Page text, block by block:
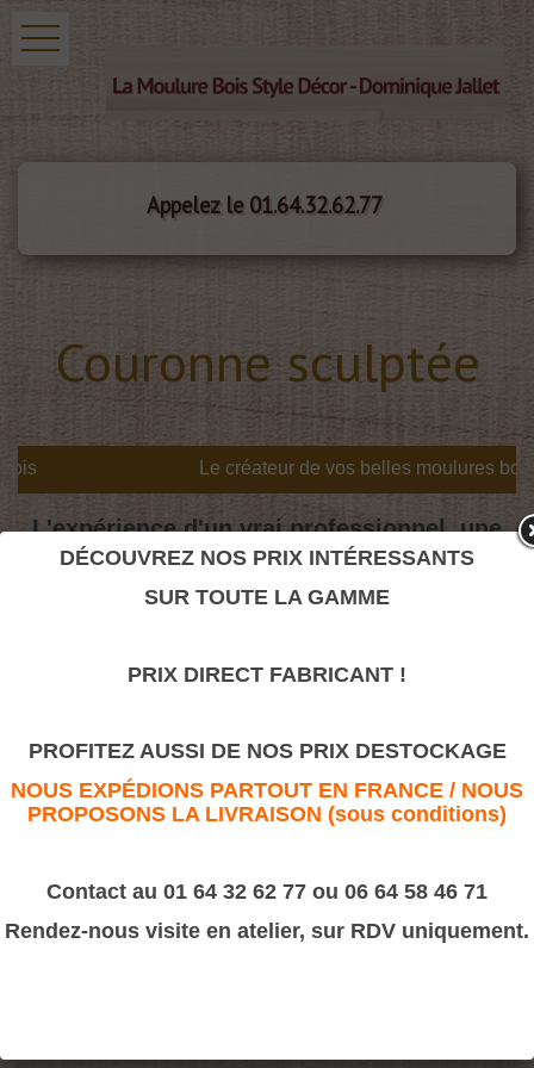
Appelez le 01.64.32.62.77
Couronne sculptée
L'expérience d'un vrai professionnel, une
valeur sûre.
Motifs décoratifs Bois & Résine> Résine
DÉCOUVREZ NOS PRIX INTÉRESSANTS
SUR TOUTE LA GAMME
PRIX DIRECT FABRICANT !
PROFITEZ AUSSI DE NOS PRIX DESTOCKAGE
NOUS EXPÉDIONS PARTOUT EN FRANCE / NOUS
PROPOSONS LA LIVRAISON (sous conditions)
Contact au 01 64 32 62 77 ou 06 64 58 46 71
Rendez-nous visite en atelier, sur RDV uniquement.